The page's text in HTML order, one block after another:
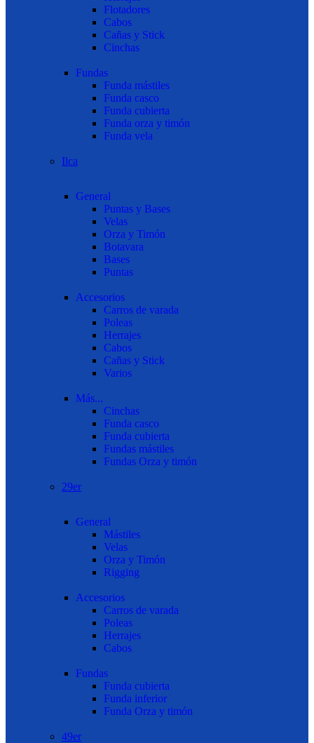
Flotadores
Cabos
Cañas y Stick
Cinchas
Fundas
Funda mástiles
Funda casco
Funda cubierta
Funda orza y timón
Funda vela
Ilca
General
Puntas y Bases
Velas
Orza y Timón
Botavara
Bases
Puntas
Accesorios
Carros de varada
Poleas
Herrajes
Cabos
Cañas y Stick
Varios
Más...
Cinchas
Funda casco
Funda cubierta
Fundas mástiles
Fundas Orza y timón
29er
General
Mástiles
Velas
Orza y Timón
Rigging
Accesorios
Carros de varada
Poleas
Herrajes
Cabos
Fundas
Funda cubierta
Funda inferior
Funda Orza y timón
49er